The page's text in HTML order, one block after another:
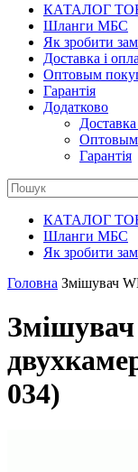
КАТАЛОГ
Шланги МБС
Як зробити
Доставка і
Оптовым
Гарантія
Додатково
Доставка
Оптовым
Гарантія
КАТАЛОГ
Шланги МБС
Як зробити
Головна Змішувач
034)